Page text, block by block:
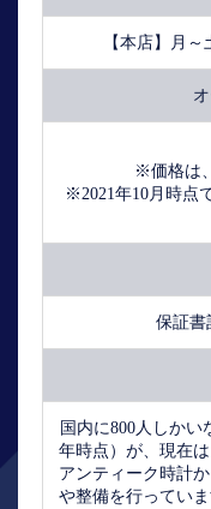
【本店】月
※価格は
※2021年10月時点
保証書
国内に800人しかい
年時点）が、現在
アンティーク時計
や整備を行ってい